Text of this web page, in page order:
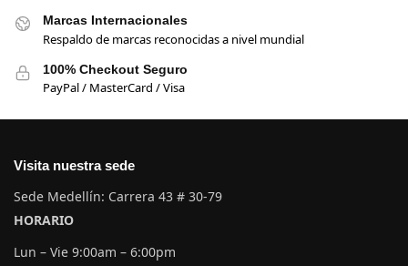
Marcas Internacionales
Respaldo de marcas reconocidas a nivel mundial
100% Checkout Seguro
PayPal / MasterCard / Visa
Visita nuestra sede
Sede Medellín: Carrera 43 # 30-79
HORARIO
Lun – Vie 9:00am – 6:00pm